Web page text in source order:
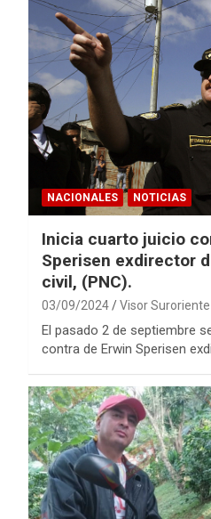
NACIONALES NOTICIAS
Inicia cuarto juicio
Sperisen exdirector
civil, (PNC).
03/09/2024 Visor Suroriente
El pasado 2 de septiembre
contra de Erwin Sperisen